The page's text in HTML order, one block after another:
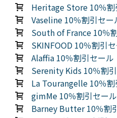
Heritage Store 10％割
Vaseline 10％割引セー
South of France 10％
SKINFOOD 10％割引
Alaffia 10％割引セール
Serenity Kids 10％割
La Tourangelle 10％割
gimMe 10％割引セール
Barney Butter 10％割